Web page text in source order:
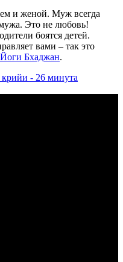
и женой. Муж всегда
Это не любовь!
боятся детей.
вами – так это
Йоги Бхаджан.
- 26 минута